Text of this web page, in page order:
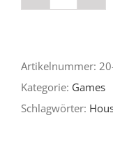
Artikelnummer:
Kategorie: Games
Schlagwörter: